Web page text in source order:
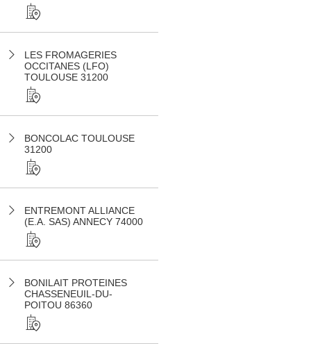
LES FROMAGERIES
OCCITANES (LFO)
TOULOUSE 31200
BONCOLAC TOULOUSE
31200
ENTREMONT ALLIANCE
(E.A. SAS) ANNECY 74000
BONILAIT PROTEINES
CHASSENEUIL-DU-
POITOU 86360